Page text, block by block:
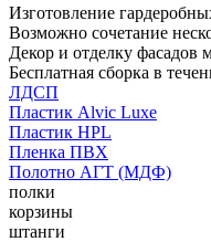
Изготовление
Возможно сочетание
Декор и отделку
Бесплатная сборка в
ЛДСП
Пластик Alvic Luxe
Пластик HPL
Пленка ПВХ
Полотно АГТ (МДФ)
полки
корзины
штанги